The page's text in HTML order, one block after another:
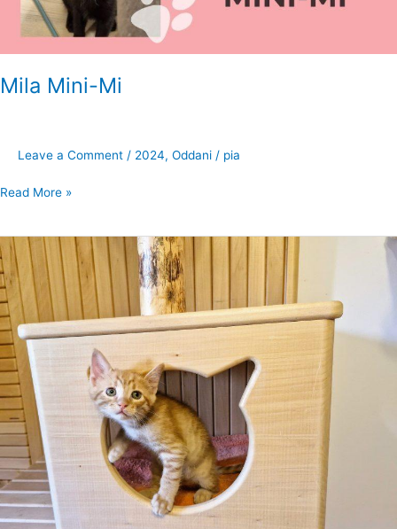
Mila Mini-Mi
Leave a Comment / 2024, Oddani / pia
Read More »
Navihani
Rudolf